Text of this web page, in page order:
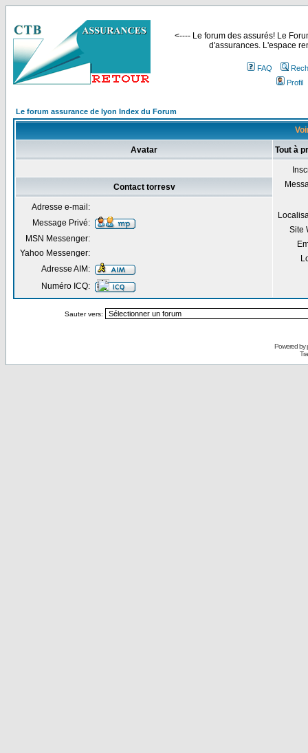
<---- Le forum des assurés! Le
d'assurances. L'espace
FAQ
Profil
Le forum assurance de lyon Index du Forum
Avatar Tout à
Site
Contact torresv
Adresse e-mail:
Message Privé:
MSN Messenger:
Yahoo Messenger:
Adresse AIM:
Numéro ICQ:
Sauter vers:
Powered by